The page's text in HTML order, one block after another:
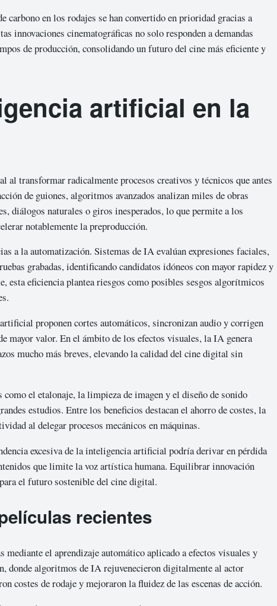
en los rodajes se han convertido en prioridad gracias a
cinematográficas no solo responden a demandas
de producción, consolidando un futuro del cine más eficiente y
artificial en la
transformar radicalmente procesos creativos y técnicos que antes
de guiones, algoritmos avanzados analizan miles de obras
diálogos naturales o giros inesperados, lo que permite a los
notablemente la preproducción.
a la automatización. Sistemas de IA evalúan expresiones faciales,
grabadas, identificando candidatos idóneos con mayor rapidez y
esta eficiencia plantea riesgos como posibles sesgos algorítmicos
proponen cortes automáticos, sincronizan audio y corrigen
mayor valor. En el ámbito de los efectos visuales, la IA genera
mucho más breves, elevando la calidad del cine digital sin
el etalonaje, la limpieza de imagen y el diseño de sonido
estudios. Entre los beneficios destacan el ahorro de costes, la
al delegar procesos mecánicos en máquinas.
excesiva de la inteligencia artificial podría derivar en pérdida
que limite la voz artística humana. Equilibrar innovación
el futuro sostenible del cine digital.
recientes
mediante el aprendizaje automático aplicado a efectos visuales y
donde algoritmos de IA rejuvenecieron digitalmente al actor
costes de rodaje y mejoraron la fluidez de las escenas de acción.